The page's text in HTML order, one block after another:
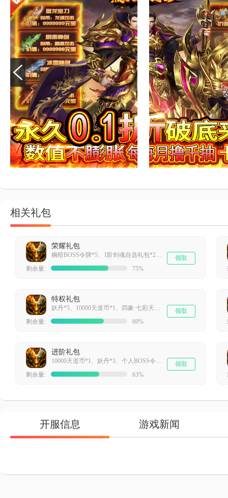
相关礼包
荣耀礼包
幽暗BOSS令牌*5、1阶剑魂自选礼包*2、4阶帝王自选箱*1、羽毛*100
剩余量:
75%
领取
特权礼包
妖丹*5、10000天道币*1、四象·七彩天虹*1、高级藏宝图*3
剩余量:
69%
领取
进阶礼包
10000天道币*1、妖丹*3、个人BOSS令牌*3、高级藏宝图*2
剩余量:
63%
领取
开服信息 游戏新闻